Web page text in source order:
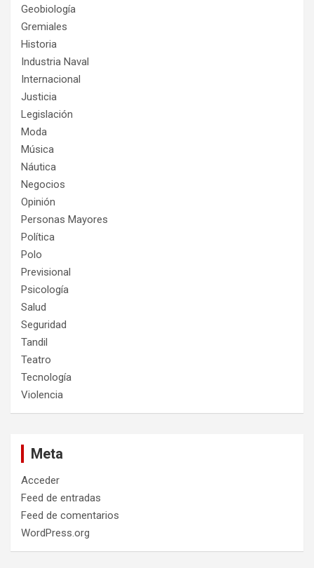
Geobiología
Gremiales
Historia
Industria Naval
Internacional
Justicia
Legislación
Moda
Música
Náutica
Negocios
Opinión
Personas Mayores
Política
Polo
Previsional
Psicología
Salud
Seguridad
Tandil
Teatro
Tecnología
Violencia
Meta
Acceder
Feed de entradas
Feed de comentarios
WordPress.org